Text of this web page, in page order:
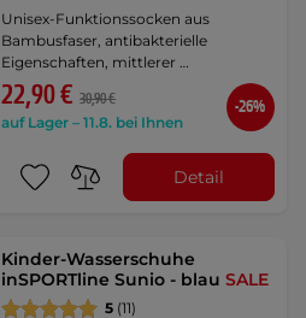
Unisex-Funktionssocken aus
Bambusfaser, antibakterielle
Eigenschaften, mittlerer …
22,90 € 30,90 €
auf Lager – 11.8. bei Ihnen
-26%
Detail
Kinder-Wasserschuhe
inSPORTline Sunio - blauSALE
5 (11)